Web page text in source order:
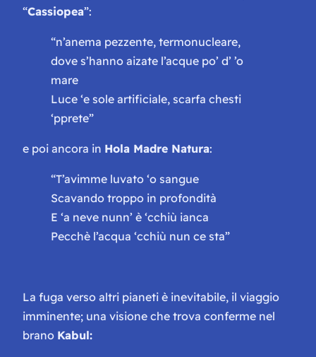
“Cassiopea”:
“n’anema pezzente, termonucleare,
dove s’hanno aizate l’acque po’ d’ ’o
mare
Luce ‘e sole artificiale, scarfa chesti
‘pprete”
e poi ancora in Hola Madre Natura:
“T’avimme luvato ‘o sangue
Scavando troppo in profondità
E ‘a neve nunn’ è ‘cchiù ianca
Pecchè l’acqua ‘cchiù nun ce sta”
La fuga verso altri pianeti è inevitabile, il viaggio
imminente; una visione che trova conferme nel
brano Kabul: